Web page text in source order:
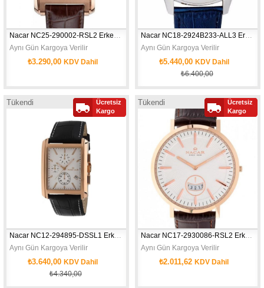
Nacar NC25-290002-RSL2 Erkek Kol Saati
Aynı Gün Kargoya Verilir
₺3.290,00 KDV Dahil
Nacar NC18-2924B233-ALL3 Erkek Kol Saati
Aynı Gün Kargoya Verilir
₺5.440,00 KDV Dahil
₺6.400,00
Tükendi
Nacar NC12-294895-DSSL1 Erkek Kol Saati
Aynı Gün Kargoya Verilir
₺3.640,00 KDV Dahil
₺4.340,00
Ücretsiz
Kargo
Tükendi
Nacar NC17-2930086-RSL2 Erkek Kol Saati
Aynı Gün Kargoya Verilir
₺2.011,62KDV Dahil
Ücretsiz
Kargo